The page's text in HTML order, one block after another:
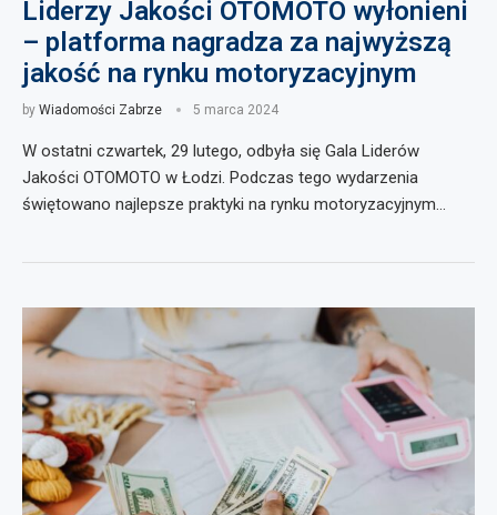
Liderzy Jakości OTOMOTO wyłonieni
– platforma nagradza za najwyższą
jakość na rynku motoryzacyjnym
by Wiadomości Zabrze 5 marca 2024
W ostatni czwartek, 29 lutego, odbyła się Gala Liderów
Jakości OTOMOTO w Łodzi. Podczas tego wydarzenia
świętowano najlepsze praktyki na rynku motoryzacyjnym…